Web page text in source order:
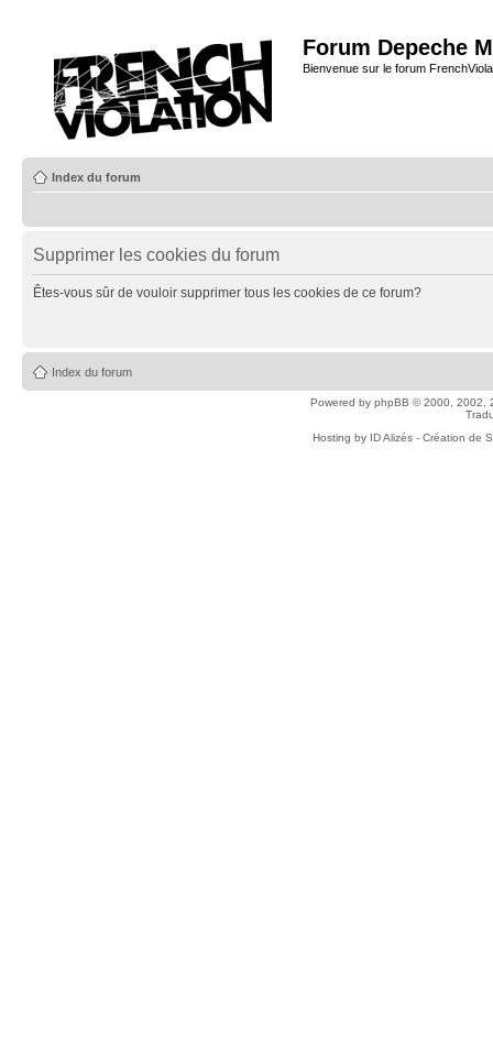
Forum Depeche
Bienvenue sur le forum
Index du forum
Supprimer les cookies du forum
Êtes-vous sûr de vouloir supprimer tous les cookies de ce forum?
Index du forum
Powered by phpBB © 2000, 2002,
Hosting by ID Alizés - Création de